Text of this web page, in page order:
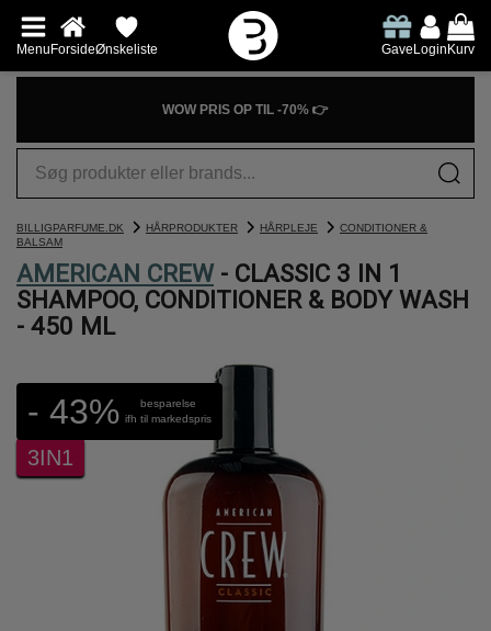
MenuForsideØnskeliste GaveLoginKurv
WOW PRIS OP TIL -70% 👉
BILLIGPARFUME.DK HÅRPRODUKTER HÅRPLEJE
CONDITIONER &
BALSAM
AMERICAN CREW- CLASSIC 3 IN 1
SHAMPOO, CONDITIONER & BODY WASH
- 450 ML
- 43%
besparelse
ifh til markedspris
3IN1